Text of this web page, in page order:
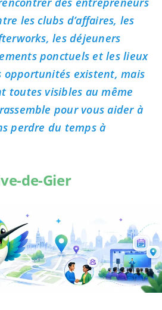
les clubs d’affaires, les
les déjeuners
ponctuels et les lieux
opportunités existent, mais
toutes visibles au même
pour vous aider à
perdre du temps à
de-Gier